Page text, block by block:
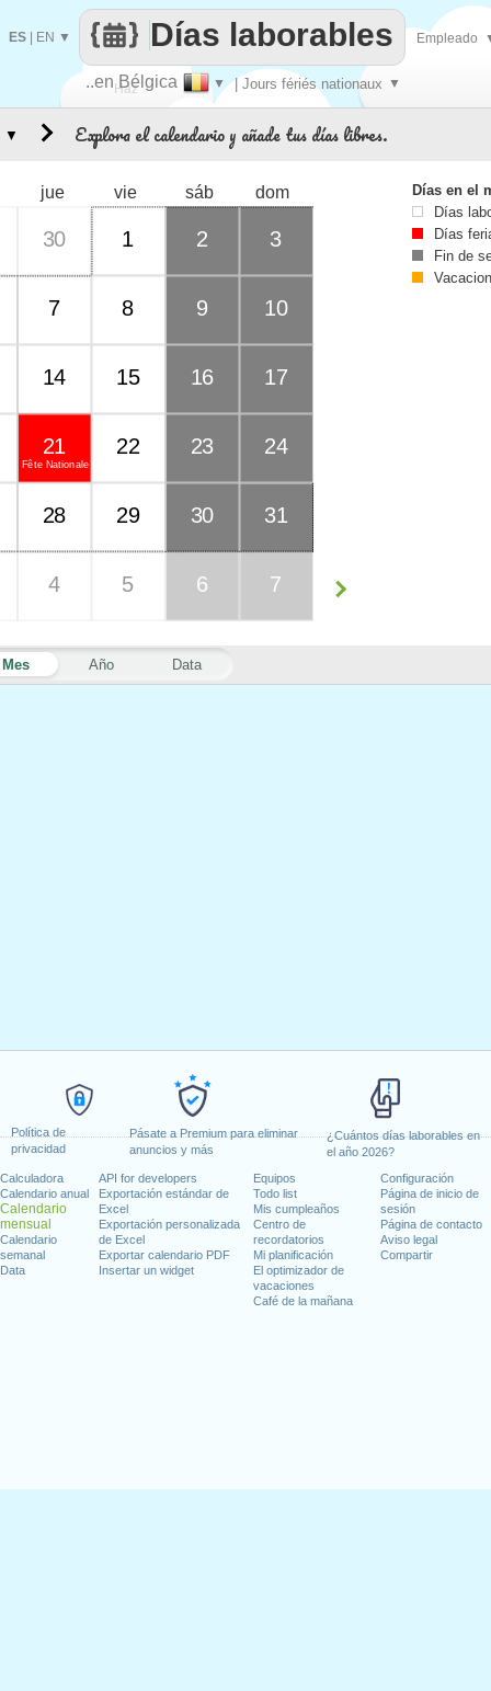
Política de
privacidad
Pásate a Premium para eliminar
anuncios y más
¿Cuántos días laborables en
el año 2026?
Calculadora
Calendario anual
Calendario
mensual
Calendario
semanal
Data
API for developers
Exportación estándar de
Excel
Exportación personalizada
de Excel
Exportar calendario PDF
Insertar un widget
Equipos
Todo list
Mis cumpleaños
Centro de
recordatorios
Mi planificación
El optimizador de
vacaciones
Café de la mañana
Configuración
Página de inicio de
sesión
Página de contacto
Aviso legal
Compartir
Haz
..en Bélgica ▼ | Jours fériés nationaux ▼
Días laborables
ES EN ▼ Empleado
Explora el calendario y añade tus días libres.
Mes Año Data
jue vie sáb dom
30 1 2 3
7 8 9 10
14 15 16 17
Fête Nationale
21 22 23 24
28 29 30 31
4 5 6 7
▼
Días en el
Días
Días
Fin de